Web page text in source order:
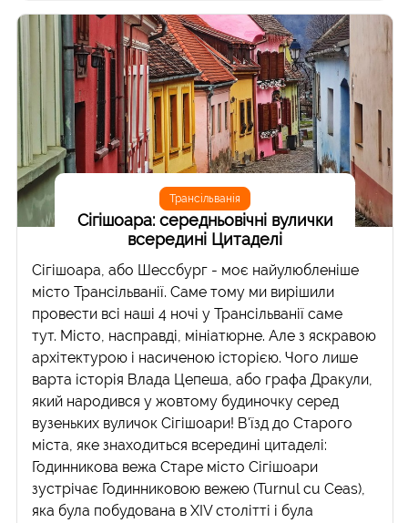
Трансільванія
Сігішоара: середньовічні вулички
всередині Цитаделі
Сігішоара, або Шессбург - моє найулюбленіше
місто Трансільванії. Саме тому ми вирішили
провести всі наші 4 ночі у Трансільванії саме
тут. Місто, насправді, мініатюрне. Але з яскравою
архітектурою і насиченою історією. Чого лише
варта історія Влада Цепеша, або графа Дракули,
який народився у жовтому будиночку серед
вузеньких вуличок Сігішоари! В'їзд до Старого
міста, яке знаходиться всередині цитаделі:
Годинникова вежа Старе місто Сігішоари
зустрічає Годинниковою вежею (Turnul cu Ceas),
яка була побудована в XIV столітті і була